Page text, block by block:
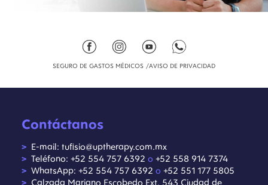
SEGURO DE GASTOS MÉDICOS AVISO DE PRIVACIDAD
Contáctanos
E-mail: tufisio@uptherapy.com.mx
Teléfono: +52 554 757 6392 o +52 558 914 7374
WhatsApp: +52 554 757 6392 o +52 551 177 5805
Calzada Mariano Escobedo Ext. 543 Ciudad de